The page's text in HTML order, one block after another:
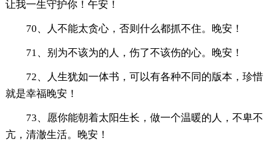
让我一生守护你！午安！
70、人不能太贪心，否则什么都抓不住。晚安！
71、别为不该为的人，伤了不该伤的心。晚安！
72、人生犹如一体书，可以有各种不同的版本，珍惜
就是幸福晚安！
73、愿你能朝着太阳生长，做一个温暖的人，不卑不
亢，清澈生活。晚安！